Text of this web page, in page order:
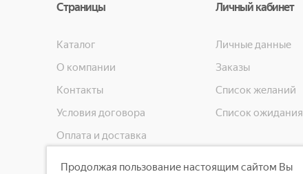
Страницы
Каталог
О компании
Контакты
Условия договора
Оплата и доставка
Личный кабинет
Личные данные
Заказы
Список желаний
Список ожидания
Продолжая пользование настоящим сайтом Вы